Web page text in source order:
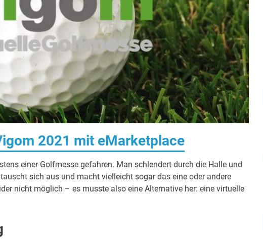
2021 mit eMarketplace
einer Golfmesse gefahren. Man schlendert durch die Halle und
sich aus und macht vielleicht sogar das eine oder andere
nicht möglich – es musste also eine Alternative her: eine virtuelle